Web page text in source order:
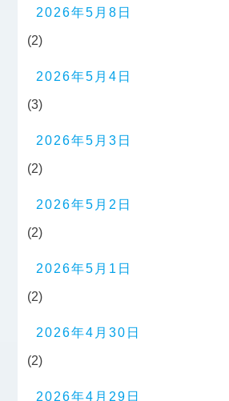
2026年5月8日
(2)
2026年5月4日
(3)
2026年5月3日
(2)
2026年5月2日
(2)
2026年5月1日
(2)
2026年4月30日
(2)
2026年4月29日